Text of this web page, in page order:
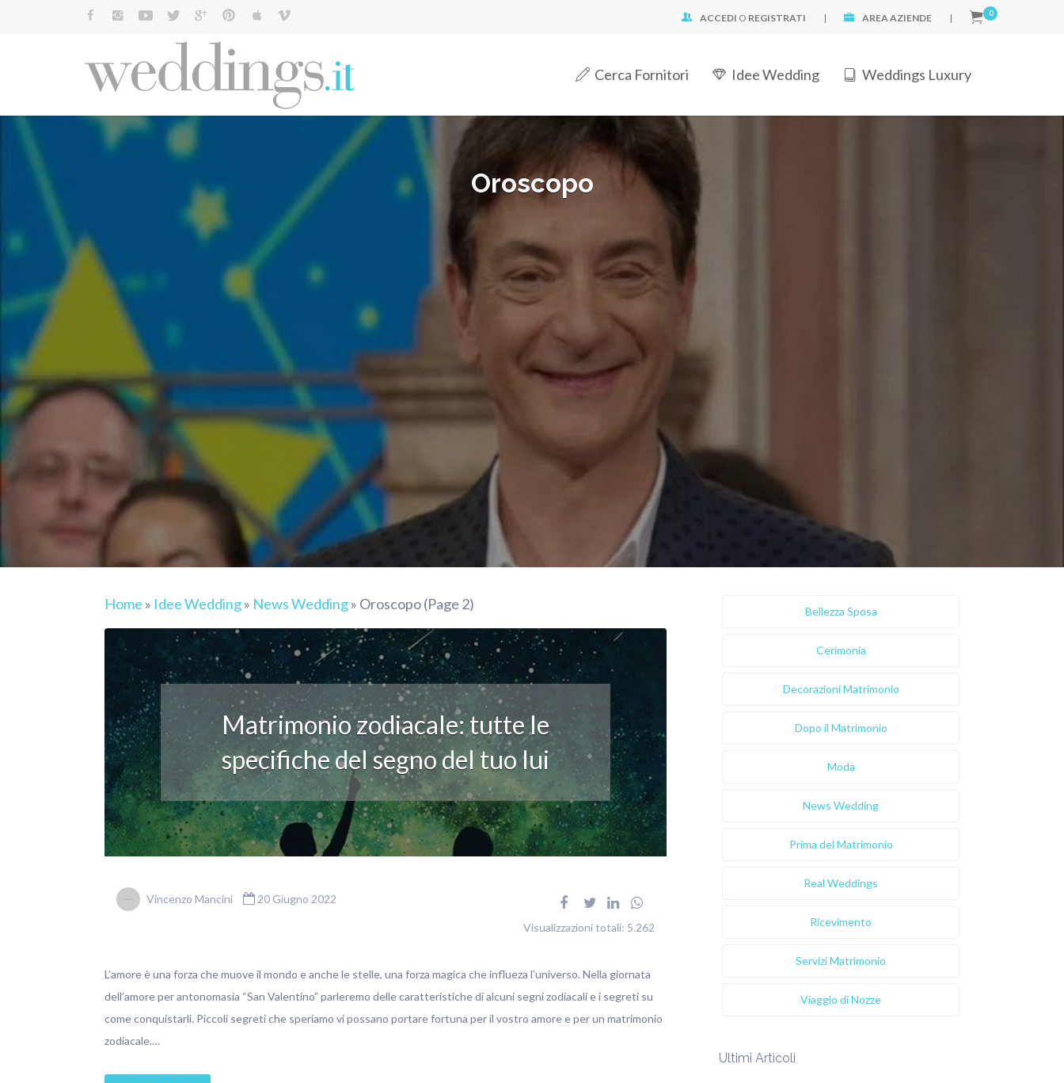
ACCEDI O REGISTRATI | AREA AZIENDE | 0
Cerca Fornitori Idee Wedding Weddings Luxury
Cerca:
Oroscopo
Home » Idee Wedding» News Wedding» Oroscopo(Page 2)
Matrimonio zodiacale: tutte le
specifiche del segno del tuo lui
Vincenzo Mancini 20 Giugno 2022
Visualizzazioni totali: 5.262
L’amore è una forza che muove il mondo e anche le stelle, una forza magica che influeza l’universo. Nella giornata
dell’amore per antonomasia “San Valentino” parleremo delle caratteristiche di alcuni segni zodiacali e i segreti su
come conquistarli. Piccoli segreti che speriamo vi possano portare fortuna per il vostro amore e per un matrimonio
zodiacale.…
Bellezza Sposa
Cerimonia
Decorazioni Matrimonio
Dopo il Matrimonio
Moda
News Wedding
Prima del Matrimonio
Real Weddings
Ricevimento
Servizi Matrimonio
Viaggio di Nozze
Ultimi Articoli